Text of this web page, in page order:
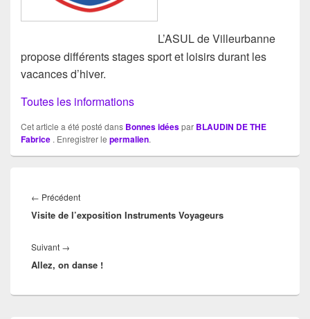
L’ASUL de Villeurbanne
propose différents stages sport et loisirs durant les
vacances d’hiver.
Toutes les informations
Cet article a été posté dans Bonnes idéespar BLAUDIN DE THE
Fabrice . Enregistrer le permalien.
de
l’article
← PrécédentArticle
précédent :
Visite de l’exposition Instruments Voyageurs
Suivant →
suivant :
Allez, on danse !